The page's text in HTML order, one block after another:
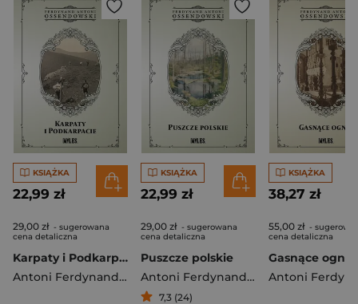
KSIĄŻKA
22,99 zł
29,00 zł - sugerowana
cena detaliczna
Karpaty i Podkarpacie
Antoni Ferdynand Ossendowski
KSIĄŻKA
22,99 zł
29,00 zł - sugerowana
cena detaliczna
Puszcze polskie
Antoni Ferdynand Ossendowski
7,3 (24)
KSIĄŻKA
38,27 zł
55,00 zł -
cena detaliczna